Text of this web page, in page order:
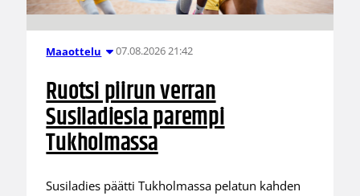
Maaottelu 07.08.2026 21:42
Ruotsi piirun verran
Susiladiesia parempi
Tukholmassa
Susiladies päätti Tukholmassa pelatun kahden